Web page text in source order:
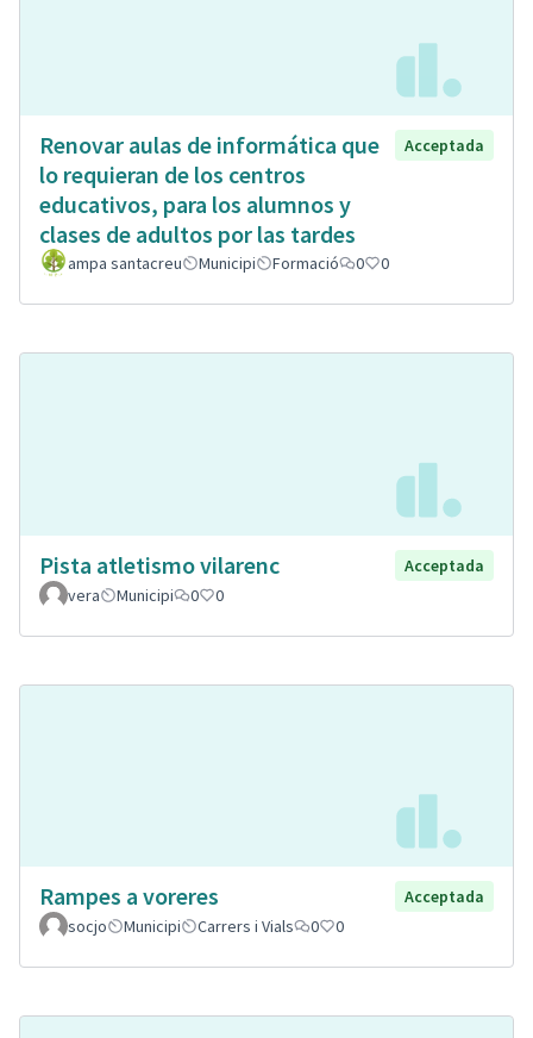
Renovar aulas de informática que
lo requieran de los centros
educativos, para los alumnos y
clases de adultos por las tardes
Acceptada
ampa santacreu Municipi Formació 0 0
Pista atletismo vilarenc
Acceptada
vera
Municipi 0 0
Rampes a voreres
Acceptada
socjo
Municipi Carrers i Vials 0 0